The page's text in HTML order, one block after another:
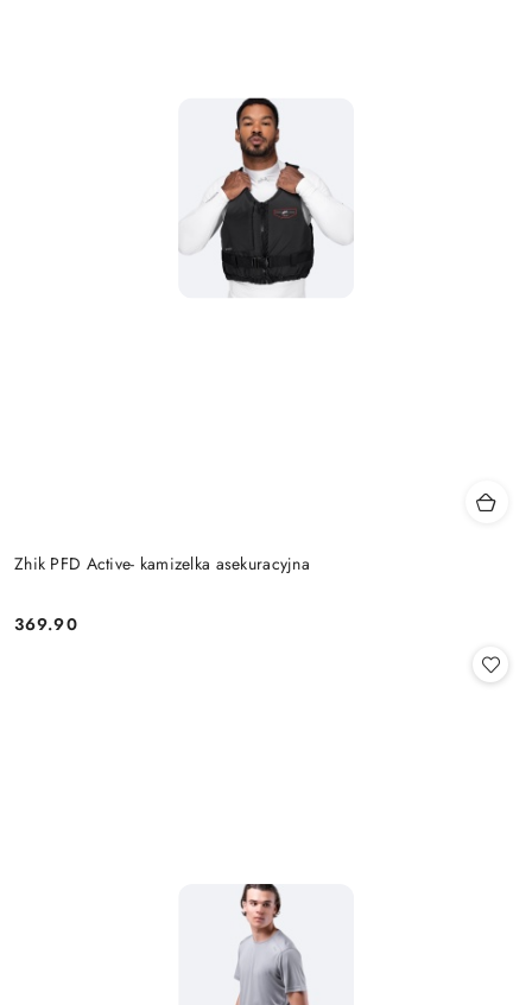
Zhik PFD Active- kamizelka asekuracyjna
Cena:
369.90